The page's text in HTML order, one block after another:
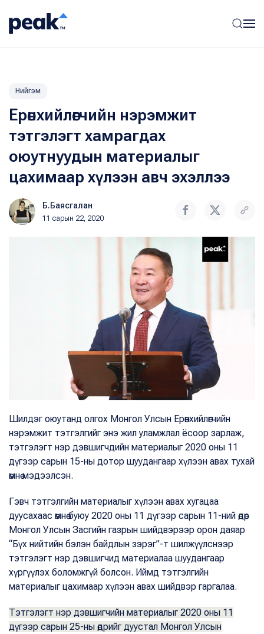
Нийгэм
Ерөнхийлөгчийн нэрэмжит
тэтгэлэгт хамрагдах
оюутнуудын материалыг
цахимаар хүлээн авч эхэллээ
Б.Баясгалан
11 сарын 22, 2020
Шилдэг оюутанд олгох Монгол Улсын Ерөнхийлөгчийн
нэрэмжит тэтгэлгийг энэ жил уламжлал ёсоор зарлаж,
тэтгэлэгт нэр дэвшигчдийн материалыг 2020 оны 11
дүгээр сарын 15-ны дотор шуудангаар хүлээн авах тухай
өмнө мэдээлсэн.
Гэвч тэтгэлгийн материалыг хүлээн авах хугацаа
дуусахаас өмнө буюу 2020 оны 11 дүгээр сарын 11-ний өдөр
Монгол Улсын Засгийн газрын шийдвэрээр орон даяар
“Бүх нийтийн бэлэн байдлын зэрэг”-т шилжүүлснээр
тэтгэлэгт нэр дэвшигчид материалаа шуудангаар
хүргүүлэх боломжгүй болсон. Иймд тэтгэлгийн
материалыг цахимаар хүлээн авах шийдвэр гаргалаа.
Тэтгэлэгт нэр дэвшигчийн материалыг 2020 оны 11
дүгээр сарын 25-ны өдрийг дуустал Монгол Улсын